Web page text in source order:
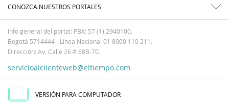
CONOZCA NUESTROS PORTALES
Info general del portal: PBX: 57 (1) 2940100.
Bogotá 5714444 - Línea Nacional 01 8000 110 211.
Dirección: Av. Calle 26 # 68B-70.
servicioalclienteweb@eltiempo.com
VERSIÓN PARA COMPUTADOR